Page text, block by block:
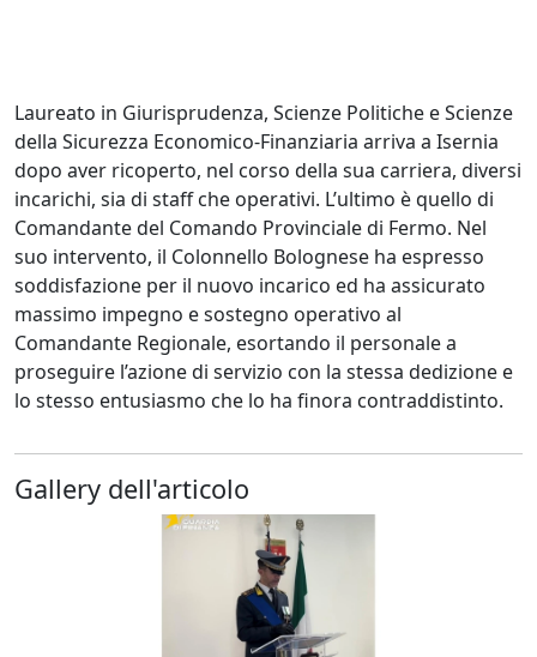
Laureato in Giurisprudenza, Scienze Politiche e Scienze
della Sicurezza Economico-Finanziaria arriva a Isernia
dopo aver ricoperto, nel corso della sua carriera, diversi
incarichi, sia di staff che operativi. L’ultimo è quello di
Comandante del Comando Provinciale di Fermo. Nel
suo intervento, il Colonnello Bolognese ha espresso
soddisfazione per il nuovo incarico ed ha assicurato
massimo impegno e sostegno operativo al
Comandante Regionale, esortando il personale a
proseguire l’azione di servizio con la stessa dedizione e
lo stesso entusiasmo che lo ha finora contraddistinto.
Gallery dell'articolo